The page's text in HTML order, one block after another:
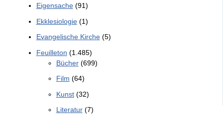
Eigensache(91)
Ekklesiologie(1)
Evangelische Kirche(5)
Feuilleton (1.485)
Bücher(699)
Film (64)
Kunst(32)
Literatur(7)